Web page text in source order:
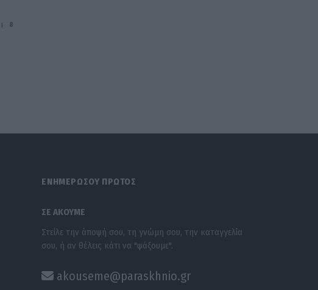
8
ΕΝΗΜΕΡΩΣΟΥ ΠΡΩΤΟΣ
ΣΕ ΑΚΟΥΜΕ
Στείλε την άποψή σου, τη γνώμη σου, την καταγγελία
σου, ή αν θέλεις κάτι να "ψάξουμε".
akouseme@paraskhnio.gr